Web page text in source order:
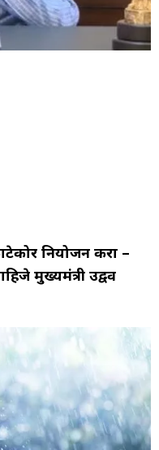
नियोजन करा –
मुख्यमंत्री उद्वव